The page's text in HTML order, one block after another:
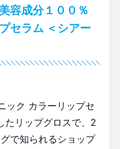
容成分１００％
セラム ＜シアー
ック カラーリップセ
たリップグロスで、2
で知られるショップ